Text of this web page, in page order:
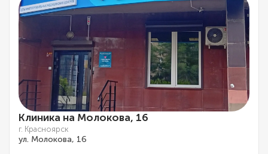
Клиника на Молокова, 16
г. Красноярск
ул. Молокова, 16